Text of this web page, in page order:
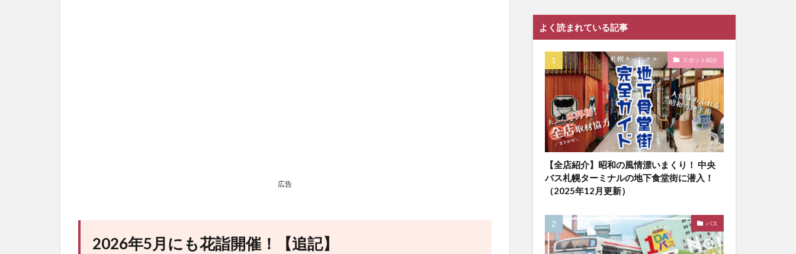
広告
2026年5月にも花詣開催！【追記】
よく読まれている記事
スポット紹介
【全店紹介】昭和の風情漂いまくり！ 中央
バス札幌ターミナルの地下食堂街に潜入！
（2025年12月更新）
バス